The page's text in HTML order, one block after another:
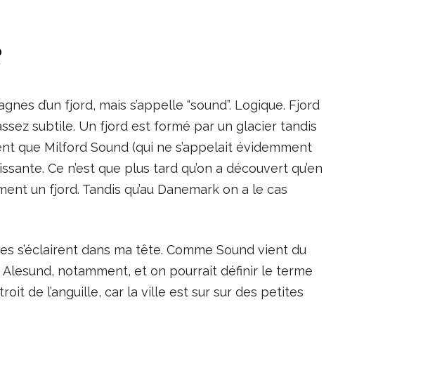
d’un fjord, mais s’appelle “sound”. Logique. Fjord
subtile. Un fjord est formé par un glacier tandis
que Milford Sound (qui ne s’appelait évidemment
Ce n’est que plus tard qu’on a découvert qu’en
un fjord. Tandis qu’au Danemark on a le cas
s’éclairent dans ma tête. Comme Sound vient du
Alesund, notamment, et on pourrait définir le terme
de l’anguille, car la ville est sur sur des petites